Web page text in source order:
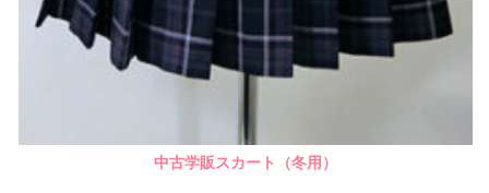
中古学販スカート（冬用）